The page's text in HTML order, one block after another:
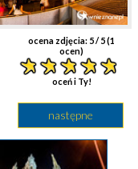
ocena zdjęcia: 5/ 5 (1
ocen)
oceń i Ty!
następne